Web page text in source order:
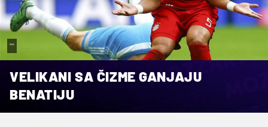
""
VELIKANI SA ČIZME GANJAJU
BENATIJU